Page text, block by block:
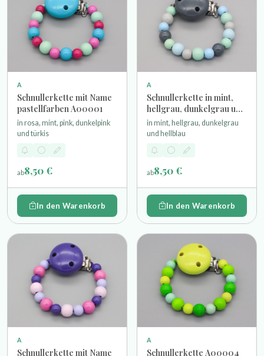
A
Schnullerkette mit Name
pastellfarben A00001
in rosa, mint, pink, dunkelpink
und türkis
ab8,50 €
In den Warenkorb
A
Schnullerkette in mint,
hellgrau, dunkelgrau und
hellblau
in mint, hellgrau, dunkelgrau
und hellblau
ab8,50 €
In den Warenkorb
A
Schnullerkette mit Name
A
Schnullerkette A00004